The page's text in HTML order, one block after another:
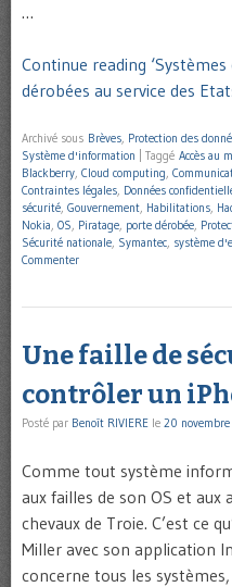
…
Continue reading
dérobées au service des
Archivé sous Brèves, Protection des
Système d'information
Taggé Accès au
Blackberry, Cloud computing,
Contraintes légales, Données
sécurité, Gouvernement, Habilitations,
Nokia, OS, Piratage, porte dérobée,
Sécurité nationale, Symantec, système
Commenter
Une faille de
contrôler un
Posté par Benoît RIVIERE le 20
Comme tout système
aux failles de son OS et
chevaux de Troie. C’est ce
Miller avec son application
concerne tous les